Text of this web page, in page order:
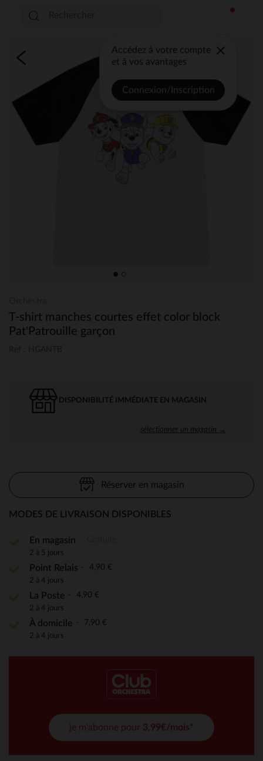
Accédez à votre compte
et à vos avantages
Connexion/Inscription
T-shirt manches courtes effet color block
Pat'Patrouille garçon
DISPONIBILITÉ IMMÉDIATE EN MAGASIN
sélectionner un magasin →
Réserver en magasin
MODES DE LIVRAISON DISPONIBLES
En magasin
2 à 5 jours
Point Relais 4,90 €
2 à 4 jours
La Poste 4,90 €
2 à 4 jours
À domicile 7,90 €
2 à 4 jours
je m'abonne pour 3,99€/mois*